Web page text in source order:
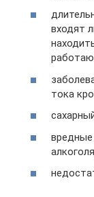
входят
тока
вредные